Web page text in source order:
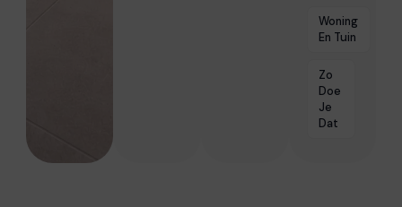
Woning
En Tuin
Zo
Doe
Je
Dat